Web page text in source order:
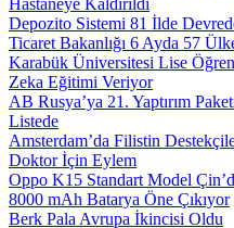
Hastaneye Kaldırıldı
Depozito Sistemi 81 İlde
Ticaret Bakanlığı 6 Ayda 57
Karabük Üniversitesi Lise
Zeka Eğitimi Veriyor
AB Rusya’ya 21. Yaptırım
Listede
Amsterdam’da Filistin
Doktor İçin Eylem
Oppo K15 Standart Model
8000 mAh Batarya Öne Çıkıyor
Berk Pala Avrupa İkincisi Oldu